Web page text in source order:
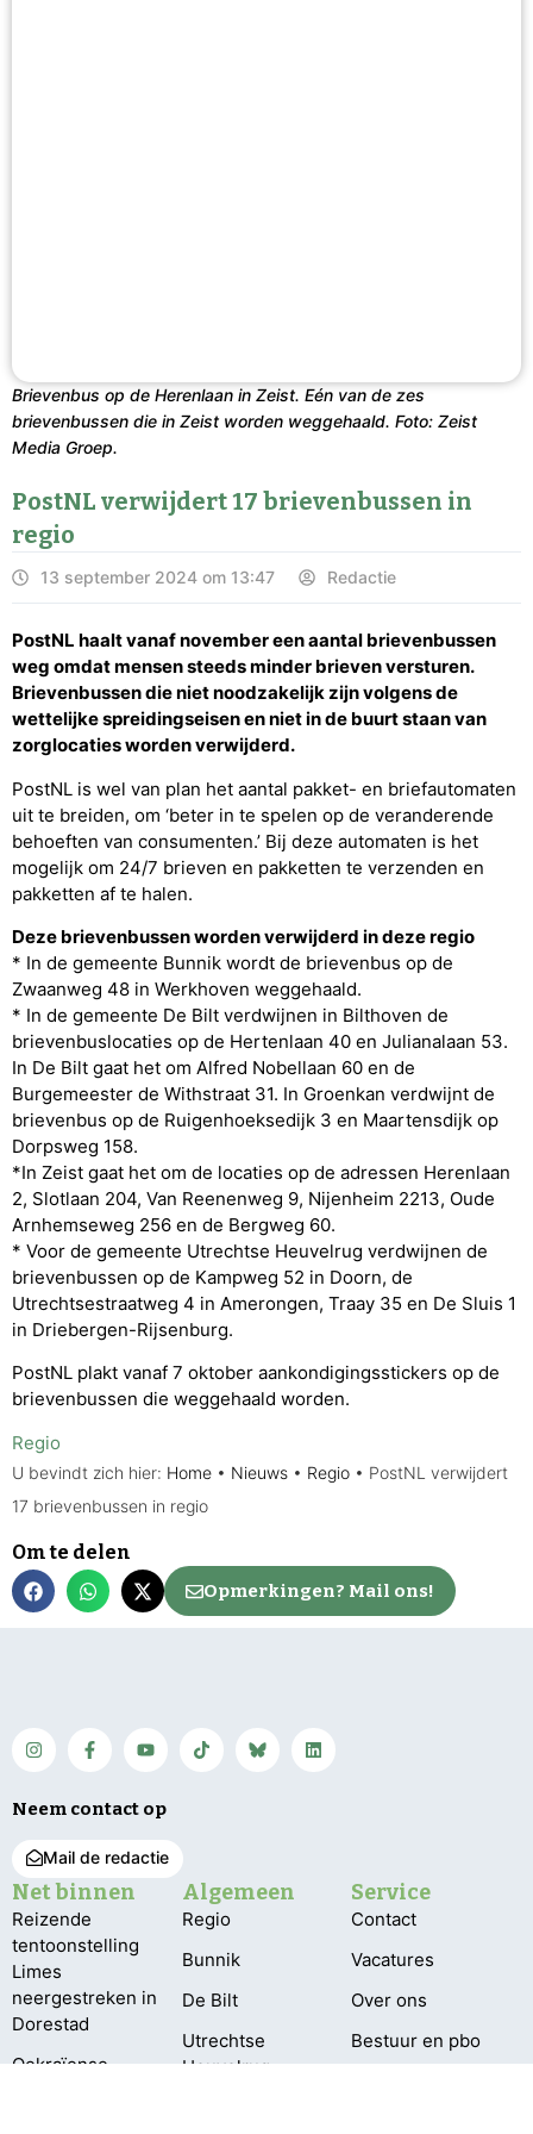
Brievenbus op de Herenlaan in Zeist. Eén van de zes
brievenbussen die in Zeist worden weggehaald. Foto: Zeist
Media Groep.
PostNL verwijdert 17 brievenbussen in
regio
13 september 2024 om 13:47 Redactie
PostNL haalt vanaf november een aantal brievenbussen
weg omdat mensen steeds minder brieven versturen.
Brievenbussen die niet noodzakelijk zijn volgens de
wettelijke spreidingseisen en niet in de buurt staan van
zorglocaties worden verwijderd.
PostNL is wel van plan het aantal pakket- en briefautomaten
uit te breiden, om ‘beter in te spelen op de veranderende
behoeften van consumenten.’ Bij deze automaten is het
mogelijk om 24/7 brieven en pakketten te verzenden en
pakketten af te halen.
Deze brievenbussen worden verwijderd in deze regio
* In de gemeente Bunnik wordt de brievenbus op de
Zwaanweg 48 in Werkhoven weggehaald.
* In de gemeente De Bilt verdwijnen in Bilthoven de
brievenbuslocaties op de Hertenlaan 40 en Julianalaan 53.
In De Bilt gaat het om Alfred Nobellaan 60 en de
Burgemeester de Withstraat 31. In Groenkan verdwijnt de
brievenbus op de Ruigenhoeksedijk 3 en Maartensdijk op
Dorpsweg 158.
*In Zeist gaat het om de locaties op de adressen Herenlaan
2, Slotlaan 204, Van Reenenweg 9, Nijenheim 2213, Oude
Arnhemseweg 256 en de Bergweg 60.
* Voor de gemeente Utrechtse Heuvelrug verdwijnen de
brievenbussen op de Kampweg 52 in Doorn, de
Utrechtsestraatweg 4 in Amerongen, Traay 35 en De Sluis 1
in Driebergen-Rijsenburg.
PostNL plakt vanaf 7 oktober aankondigingsstickers op de
brievenbussen die weggehaald worden.
Regio
U bevindt zich hier: Home • Nieuws • Regio • PostNL verwijdert
17 brievenbussen in regio
Om te delen
Opmerkingen? Mail ons!
Neem contact op
Mail de redactie
Net binnen
Reizende
tentoonstelling
Limes
neergestreken in
Dorestad
Oekraïense
Algemeen
Regio
Bunnik
De Bilt
Utrechtse
Heuvelrug
Service
Contact
Vacatures
Over ons
Bestuur en pbo